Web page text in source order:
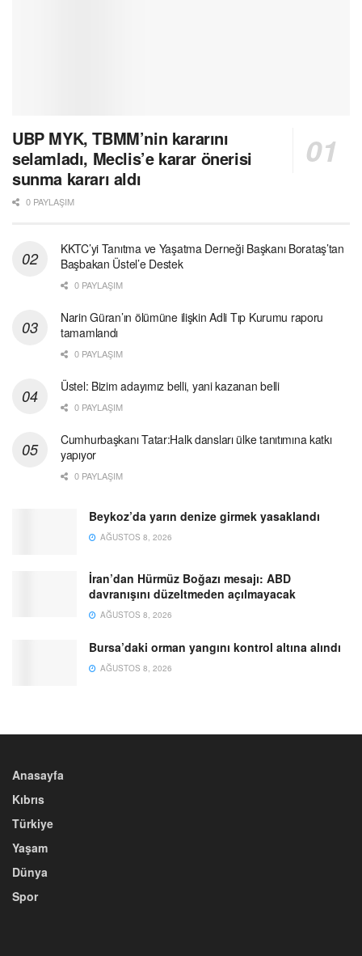
UBP MYK, TBMM’nin kararını
selamladı, Meclis’e karar önerisi
sunma kararı aldı
0 PAYLAŞIM
KKTC’yi Tanıtma ve Yaşatma Derneği Başkanı Borataş’tan
Başbakan Üstel’e Destek
0 PAYLAŞIM
Narin Güran’ın ölümüne ilişkin Adli Tıp Kurumu raporu
tamamlandı
0 PAYLAŞIM
Üstel: Bizim adayımız belli, yani kazanan belli
0 PAYLAŞIM
Cumhurbaşkanı Tatar:Halk dansları ülke tanıtımına katkı
yapıyor
0 PAYLAŞIM
Beykoz’da yarın denize girmek yasaklandı
AĞUSTOS 8, 2026
İran’dan Hürmüz Boğazı mesajı: ABD
davranışını düzeltmeden açılmayacak
AĞUSTOS 8, 2026
Bursa’daki orman yangını kontrol altına alındı
AĞUSTOS 8, 2026
Anasayfa
Kıbrıs
Türkiye
Yaşam
Dünya
Spor